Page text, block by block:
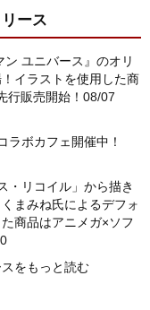
ース
ユニバース』のオリ
イラストを使用した商
行販売開始！ 08/07
ラボカフェ開催中！
・リコイル」から描き
まみね氏によるデフォ
商品はアニメガ×ソフ
をもっと読む